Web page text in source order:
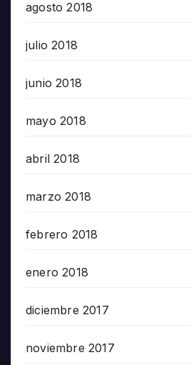
agosto 2018
julio 2018
junio 2018
mayo 2018
abril 2018
marzo 2018
febrero 2018
enero 2018
diciembre 2017
noviembre 2017